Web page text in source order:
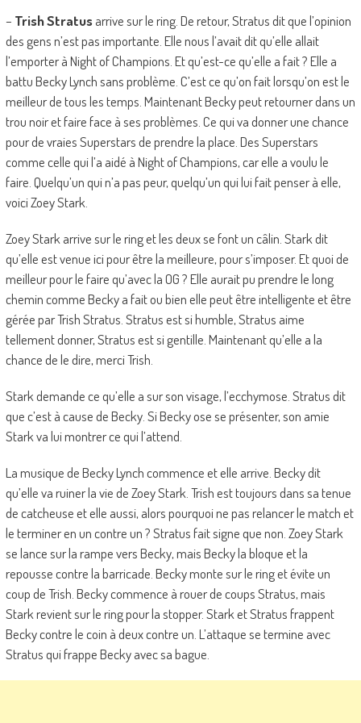
– Trish Stratusarrive sur le ring. De retour, Stratus dit que l’opinion
des gens n’est pas importante. Elle nous l’avait dit qu’elle allait
l’emporter à Night of Champions. Et qu’est-ce qu’elle a fait ? Elle a
battu Becky Lynch sans problème. C’est ce qu’on fait lorsqu’on est le
meilleur de tous les temps. Maintenant Becky peut retourner dans un
trou noir et faire face à ses problèmes. Ce qui va donner une chance
pour de vraies Superstars de prendre la place. Des Superstars
comme celle qui l’a aidé à Night of Champions, car elle a voulu le
faire. Quelqu’un qui n’a pas peur, quelqu’un qui lui fait penser à elle,
voici Zoey Stark.
Zoey Stark arrive sur le ring et les deux se font un câlin. Stark dit
qu’elle est venue ici pour être la meilleure, pour s’imposer. Et quoi de
meilleur pour le faire qu’avec la OG ? Elle aurait pu prendre le long
chemin comme Becky a fait ou bien elle peut être intelligente et être
gérée par Trish Stratus. Stratus est si humble, Stratus aime
tellement donner, Stratus est si gentille. Maintenant qu’elle a la
chance de le dire, merci Trish.
Stark demande ce qu’elle a sur son visage, l’ecchymose. Stratus dit
que c’est à cause de Becky. Si Becky ose se présenter, son amie
Stark va lui montrer ce qui l’attend.
La musique de Becky Lynch commence et elle arrive. Becky dit
qu’elle va ruiner la vie de Zoey Stark. Trish est toujours dans sa tenue
de catcheuse et elle aussi, alors pourquoi ne pas relancer le match et
le terminer en un contre un ? Stratus fait signe que non. Zoey Stark
se lance sur la rampe vers Becky, mais Becky la bloque et la
repousse contre la barricade. Becky monte sur le ring et évite un
coup de Trish. Becky commence à rouer de coups Stratus, mais
Stark revient sur le ring pour la stopper. Stark et Stratus frappent
Becky contre le coin à deux contre un. L’attaque se termine avec
Stratus qui frappe Becky avec sa bague.